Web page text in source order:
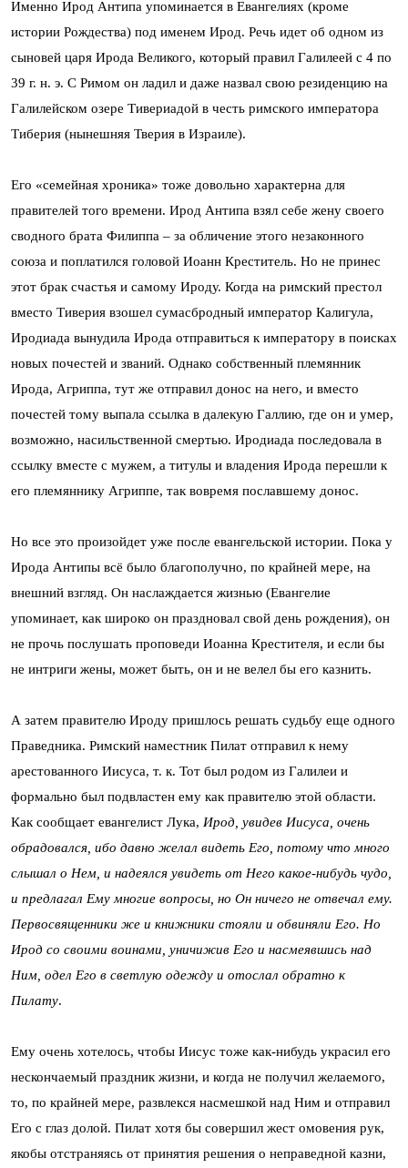
Именно Ирод Антипа упоминается в Евангелиях (кроме
истории Рождества) под именем Ирод. Речь идет об одном из
сыновей царя Ирода Великого, который правил Галилеей с 4 по
39 г. н. э. С Римом он ладил и даже назвал свою резиденцию на
Галилейском озере Тивериадой в честь римского императора
Тиберия (нынешняя Тверия в Израиле).
Его «семейная хроника» тоже довольно характерна для
правителей того времени. Ирод Антипа взял себе жену своего
сводного брата Филиппа – за обличение этого незаконного
союза и поплатился головой Иоанн Креститель. Но не принес
этот брак счастья и самому Ироду. Когда на римский престол
вместо Тиверия взошел сумасбродный император Калигула,
Иродиада вынудила Ирода отправиться к императору в поисках
новых почестей и званий. Однако собственный племянник
Ирода, Агриппа, тут же отправил донос на него, и вместо
почестей тому выпала ссылка в далекую Галлию, где он и умер,
возможно, насильственной смертью. Иродиада последовала в
ссылку вместе с мужем, а титулы и владения Ирода перешли к
его племяннику Агриппе, так вовремя пославшему донос.
Но все это произойдет уже после евангельской истории. Пока у
Ирода Антипы всё было благополучно, по крайней мере, на
внешний взгляд. Он наслаждается жизнью (Евангелие
упоминает, как широко он праздновал свой день рождения), он
не прочь послушать проповеди Иоанна Крестителя, и если бы
не интриги жены, может быть, он и не велел бы его казнить.
А затем правителю Ироду пришлось решать судьбу еще одного
Праведника. Римский наместник Пилат отправил к нему
арестованного Иисуса, т. к. Тот был родом из Галилеи и
формально был подвластен ему как правителю этой области.
Как сообщает евангелист Лука, Ирод, увидев Иисуса, очень
обрадовался, ибо давно желал видеть Его, потому что много
слышал о Нем, и надеялся увидеть от Него какое-нибудь чудо,
и предлагал Ему многие вопросы, но Он ничего не отвечал ему.
Первосвященники же и книжники стояли и обвиняли Его. Но
Ирод со своими воинами, уничижив Его и насмеявшись над
Ним, одел Его в светлую одежду и отослал обратно к
Пилату.
Ему очень хотелось, чтобы Иисус тоже как-нибудь украсил его
нескончаемый праздник жизни, и когда не получил желаемого,
то, по крайней мере, развлекся насмешкой над Ним и отправил
Его с глаз долой. Пилат хотя бы совершил жест омовения рук,
якобы отстраняясь от принятия решения о неправедной казни,